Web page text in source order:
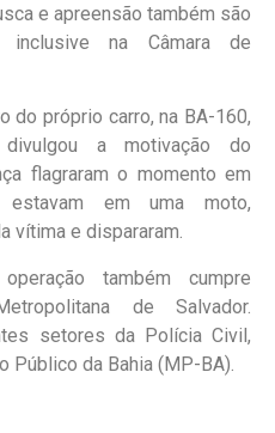
e apreensão também são
inclusive na Câmara de
do próprio carro, na BA-160,
a motivação do
flagraram o momento em
em uma moto,
vítima e dispararam.
também cumpre
de Salvador.
setores da Polícia Civil,
da Bahia (MP-BA).